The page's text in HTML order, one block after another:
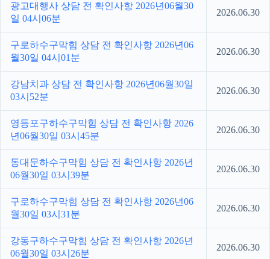
광고대행사 상담 전 확인사항 2026년06월30
일 04시06분
2026.06.30
구로하수구막힘 상담 전 확인사항 2026년06
월30일 04시01분
2026.06.30
강남치과 상담 전 확인사항 2026년06월30일
03시52분
2026.06.30
영등포구하수구막힘 상담 전 확인사항 2026
년06월30일 03시45분
2026.06.30
동대문하수구막힘 상담 전 확인사항 2026년
06월30일 03시39분
2026.06.30
구로하수구막힘 상담 전 확인사항 2026년06
월30일 03시31분
2026.06.30
강동구하수구막힘 상담 전 확인사항 2026년
06월30일 03시26분
2026.06.30